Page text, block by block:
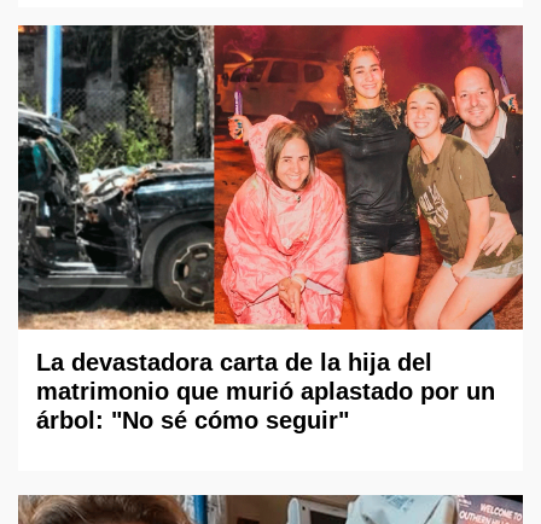
La devastadora carta de la hija del
matrimonio que murió aplastado por un
árbol: "No sé cómo seguir"